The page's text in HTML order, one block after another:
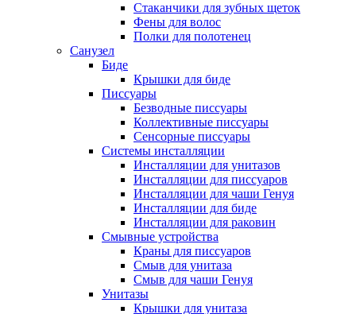
Стаканчики для зубных щеток
Фены для волос
Полки для полотенец
Санузел
Биде
Крышки для биде
Писсуары
Безводные писсуары
Коллективные писсуары
Сенсорные писсуары
Системы инсталляции
Инсталляции для унитазов
Инсталляции для писсуаров
Инсталляции для чаши Генуя
Инсталляции для биде
Инсталляции для раковин
Смывные устройства
Краны для писсуаров
Смыв для унитаза
Смыв для чаши Генуя
Унитазы
Крышки для унитаза